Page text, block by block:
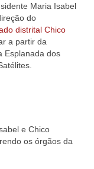
Maria Isabel
do
distrital Chico
a partir da
Esplanada dos
e Chico
os órgãos da